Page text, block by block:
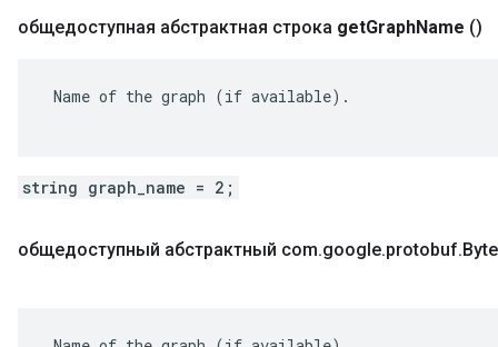
общедоступная абстрактная строка getGraphName ()
Name of the graph (if available).
string graph_name = 2;
общедоступный абстрактный com.google.protobuf.Byte